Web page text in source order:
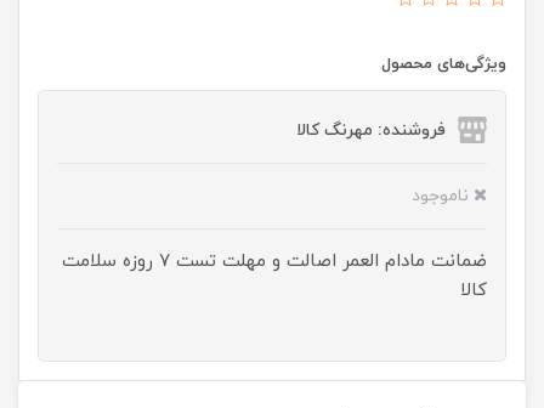
ویژگی‌های محصول
فروشنده: مهرنگ کالا
ناموجود
ضمانت مادام العمر اصالت و مهلت تست ۷ روزه سلامت
کالا